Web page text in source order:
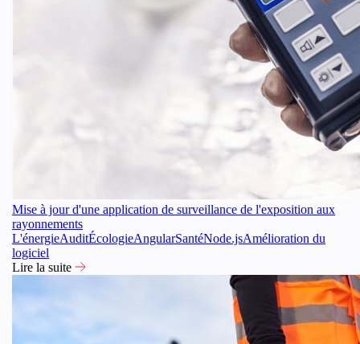
Mise à jour d'une application de surveillance de l'exposition aux
rayonnements
L'énergieAuditÉcologieAngularSantéNode.jsAmélioration du
logiciel
Lire la suite